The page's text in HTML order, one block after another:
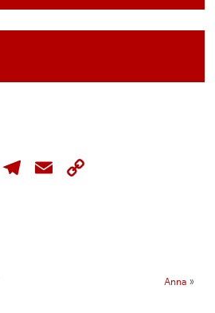
T
T
E
Anna »